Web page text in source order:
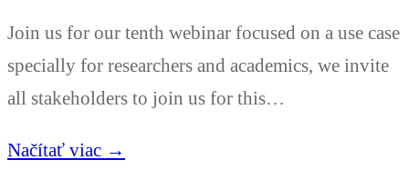
Join us for our tenth webinar focused on a use case
specially for researchers and academics, we invite
all stakeholders to join us for this…
Načítať viac →